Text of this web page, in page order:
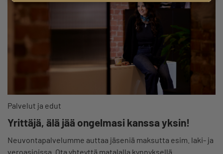
Palvelut ja edut
Yrittäjä, älä jää ongelmasi kanssa yksin!
Neuvontapalvelumme auttaa jäseniä maksutta esim. laki- ja
veroasioissa. Ota yhteyttä matalalla kynnyksellä.